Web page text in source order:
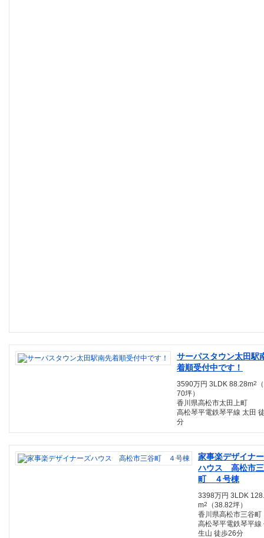
サーパスタウン太田駅
着順受付中です！
3590万円 3LDK 88.28m2
70坪）
香川県高松市太田上町
高松琴平電鉄琴平線 太田
分
家事楽デザイナ
ハウス 高松市
町 ４号棟
3398万円 3LDK
m2
（38.82坪）
香川県高松市三谷町
高松琴平電鉄琴平線
生山 徒歩26分